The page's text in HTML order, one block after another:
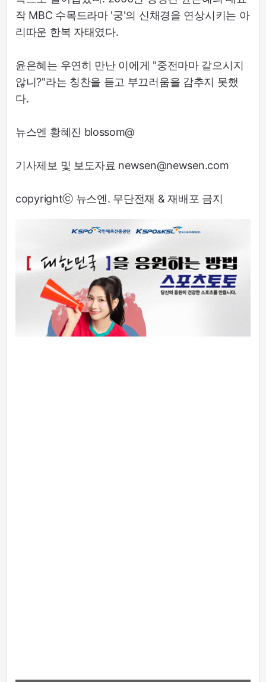
작 MBC 수목드라마 '궁'의 신채경을 연상시키는 아
리따운 한복 자태였다.
윤은혜는 우연히 만난 이에게 "중전마마 같으시지
않니?"라는 칭찬을 듣고 부끄러움을 감추지 못했
다.
뉴스엔 황혜진 blossom@
기사제보 및 보도자료 newsen@newsen.com
copyrightⓒ 뉴스엔. 무단전재 & 재배포 금지